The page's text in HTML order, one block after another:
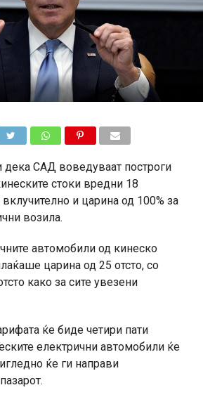
дека САД воведуваат построги
стоки вредни 18
и царина од 100% за
возила.
автомобили од кинеско
царина од 25 отсто, со
како за сите увезени
ќе биде четири пати
електрични автомобили ќе
ќе ги направи